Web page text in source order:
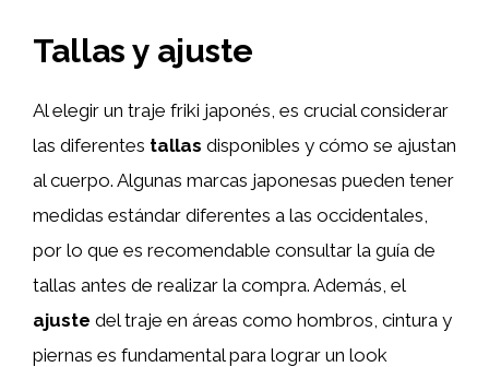
Tallas y ajuste
Al elegir un traje friki japonés, es crucial considerar
las diferentes tallas disponibles y cómo se ajustan
al cuerpo. Algunas marcas japonesas pueden tener
medidas estándar diferentes a las occidentales,
por lo que es recomendable consultar la guía de
tallas antes de realizar la compra. Además, el
ajuste del traje en áreas como hombros, cintura y
piernas es fundamental para lograr un look